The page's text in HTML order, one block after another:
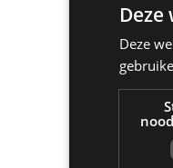
Deze